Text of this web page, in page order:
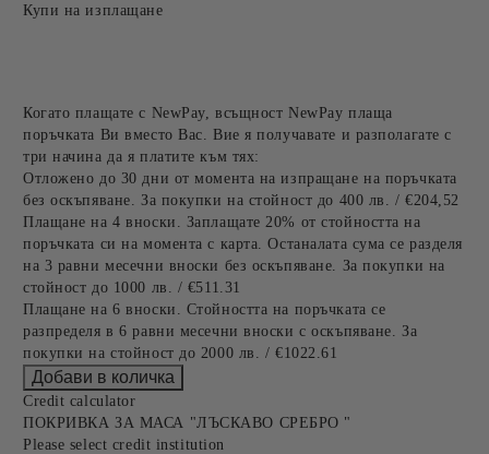
Купи на изплащане
Когато плащате с NewPay, всъщност NewPay плаща
поръчката Ви вместо Вас. Вие я получавате и разполагате с
три начина да я платите към тях:
Отложено до 30 дни от момента на изпращане на поръчката
без оскъпяване. За покупки на стойност до 400 лв. / €204,52
Плащане на 4 вноски. Заплащате 20% от стойността на
поръчката си на момента с карта. Останалата сума се разделя
на 3 равни месечни вноски без оскъпяване. За покупки на
стойност до 1000 лв. / €511.31
Плащане на 6 вноски. Стойността на поръчката се
разпределя в 6 равни месечни вноски с оскъпяване. За
покупки на стойност до 2000 лв. / €1022.61
Credit calculator
ПОКРИВКА ЗА МАСА "ЛЪСКАВО СРЕБРО "
Please select credit institution